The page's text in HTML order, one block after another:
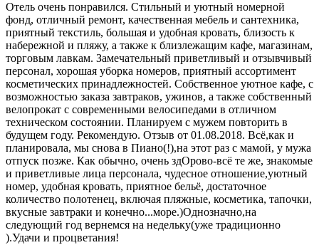
Отель очень понравился. Стильный и уютный номерной
фонд, отличный ремонт, качественная мебель и сантехника,
приятный текстиль, большая и удобная кровать, близость к
набережной и пляжу, а также к близлежащим кафе, магазинам,
торговым лавкам. Замечательный приветливый и отзывчивый
персонал, хорошая уборка номеров, приятный ассортимент
косметических принадлежностей. Собственное уютное кафе, с
возможностью заказа завтраков, ужинов, а также собственный
велопрокат с современными велосипедами в отличном
техническом состоянии. Планируем с мужем повторить в
будущем году. Рекомендую. Отзыв от 01.08.2018. Всё,как и
планировала, мы снова в Пиано(!),на этот раз с мамой, у мужа
отпуск позже. Как обычно, очень здОрово-всё те же, знакомые
и приветливые лица персонала, чудесное отношение,уютный
номер, удобная кровать, приятное бельё, достаточное
количество полотенец, включая пляжные, косметика, тапочки,
вкусные завтраки и конечно...море.)Однозначно,на
следующий год вернемся на недельку(уже традиционно
).Удачи и процветания!